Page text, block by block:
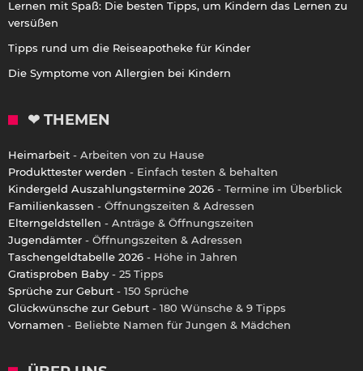
Lernen mit Spaß: Die besten Tipps, um Kindern das Lernen zu
versüßen
Tipps rund um die Reiseapotheke für Kinder
Die Symptome von Allergien bei Kindern
❤ THEMEN
Heimarbeit - Arbeiten von zu Hause
Produkttester werden - Einfach testen & behalten
Kindergeld Auszahlungstermine 2026 - Termine im Überblick
Familienkassen - Öffnungszeiten & Adressen
Elterngeldstellen - Anträge & Öffnungszeiten
Jugendämter - Öffnungszeiten & Adressen
Taschengeldtabelle 2026 - Höhe in Jahren
Gratisproben Baby - 25 Tipps
Sprüche zur Geburt - 150 Sprüche
Glückwünsche zur Geburt - 180 Wünsche & 9 Tipps
Vornamen - Beliebte Namen für Jungen & Mädchen